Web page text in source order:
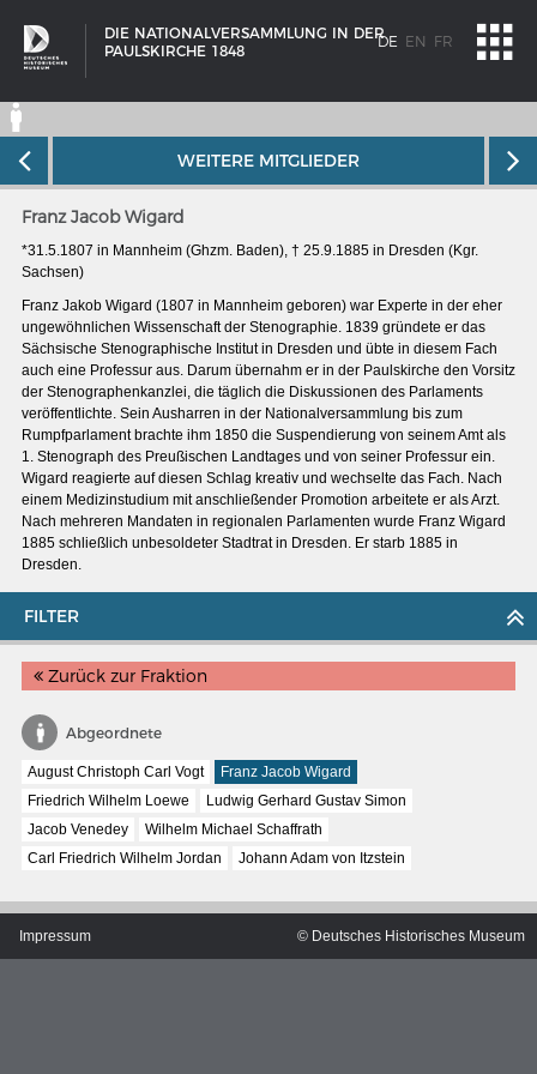
DIE NATIONALVERSAMMLUNG IN DER
PAULSKIRCHE 1848
DE EN FR
SCHIFFSTYPEN
Entwicklungen im europäischen Schiffbau
Interaktive Karte
FILTER
Zurück zur Fraktion
Abgeordnete
August Christoph Carl Vogt
Franz Jacob Wigard
Friedrich Wilhelm Loewe
Ludwig Gerhard Gustav Simon
Jacob Venedey
Wilhelm Michael Schaffrath
Carl Friedrich Wilhelm Jordan
Johann Adam von Itzstein
WEITERE MITGLIEDER
Franz Jacob Wigard
*31.5.1807 in Mann­heim (Ghzm. Baden), † 25.9.1885 in Dres­den (Kgr.
Sachsen)
Franz Jakob Wigard (1807 in Mannheim geboren) war Experte in der eher
ungewöhnlichen Wissenschaft der Stenographie. 1839 gründete er das
Sächsische Stenographische Institut in Dresden und übte in diesem Fach
auch eine Professur aus. Darum übernahm er in der Paulskirche den Vorsitz
der Stenographenkanzlei, die täglich die Diskussionen des Parlaments
veröffentlichte. Sein Ausharren in der Nationalversammlung bis zum
Rumpfparlament brachte ihm 1850 die Suspendierung von seinem Amt als
1. Stenograph des Preußischen Landtages und von seiner Professur ein.
Wigard reagierte auf diesen Schlag kreativ und wechselte das Fach. Nach
einem Medizinstudium mit anschließender Promotion arbeitete er als Arzt.
Nach mehreren Mandaten in regionalen Parlamenten wurde Franz Wigard
1885 schließlich unbesoldeter Stadtrat in Dresden. Er starb 1885 in
Dresden.
Impressum © Deutsches Historisches Museum